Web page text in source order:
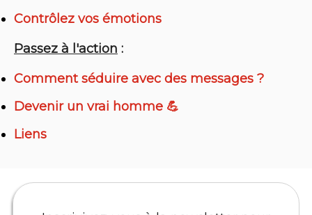
Contrôlez vos émotions
Passez à l'action :
Comment séduire avec des messages ?
Devenir un vrai homme 💪
Liens